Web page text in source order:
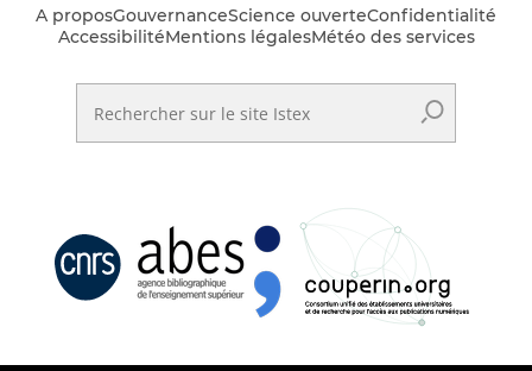
A proposGouvernanceScience ouverteConfidentialité
AccessibilitéMentions légalesMétéo des services